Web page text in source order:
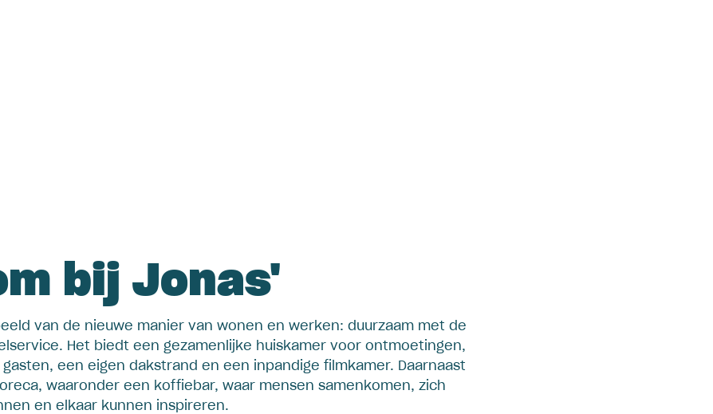
bij Jonas'
van de nieuwe manier van wonen en werken: duurzaam met de
Het biedt een gezamenlijke huiskamer voor ontmoetingen,
een eigen dakstrand en een inpandige filmkamer. Daarnaast
waaronder een koffiebar, waar mensen samenkomen, zich
en elkaar kunnen inspireren.